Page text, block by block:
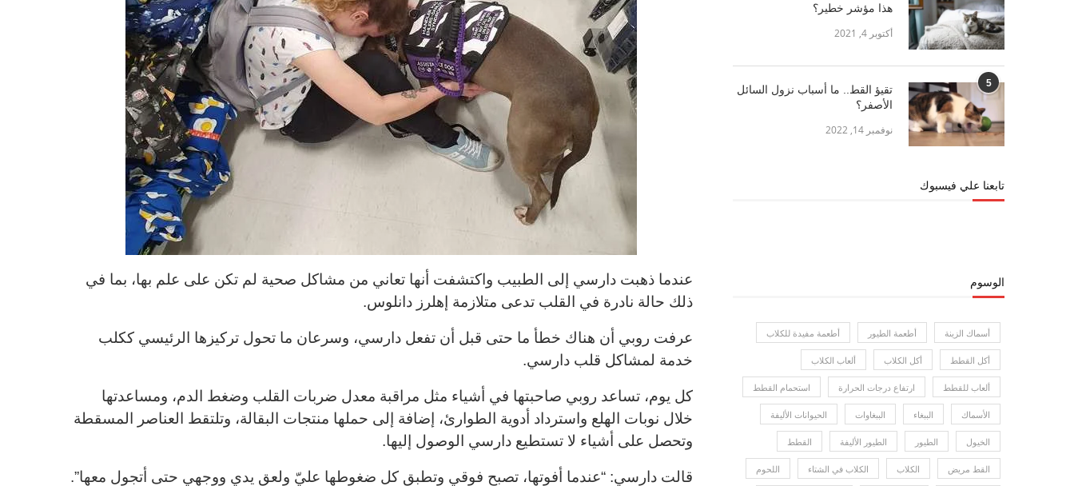
عندما ذهبت دارسي إلى الطبيب واكتشفت أنها تعاني من مشاكل صحية لم تكن على علم بها، بما في
ذلك حالة نادرة في القلب تدعى متلازمة إهلرز دانلوس.
عرفت روبي أن هناك خطأ ما حتى قبل أن تفعل دارسي، وسرعان ما تحول تركيزها الرئيسي ككلب
خدمة لمشاكل قلب دارسي.
كل يوم، تساعد روبي صاحبتها في أشياء مثل مراقبة معدل ضربات القلب وضغط الدم، ومساعدتها
خلال نوبات الهلع واسترداد أدوية الطوارئ، إضافة إلى حملها منتجات البقالة، وتلتقط العناصر المسقطة
وتحصل على أشياء لا تستطيع دارسي الوصول إليها.
قالت دارسي: “عندما أفوتها، تصبح فوقي وتطبق كل ضغوطها عليّ ولعق يدي ووجهي حتى أتجول معها”.
هذا مؤشر خطير؟
أكتوبر 4, 2021
5
تقيؤ القط.. ما أسباب نزول السائل
الأصفر؟
نوفمبر 14, 2022
تابعنا علي فيسبوك
الوسوم
أسماك الزينة أطعمة الطيور أطعمة مفيدة للكلاب
أكل القطط أكل الكلاب ألعاب الكلاب
ألعاب للقطط ارتفاع درجات الحرارة استحمام القطط
الأسماك الببغاء الببغاوات الحيوانات الأليفة
الخيول الطيور الطيور الأليفة القطط
القط مريض الكلاب الكلاب في الشتاء اللحوم